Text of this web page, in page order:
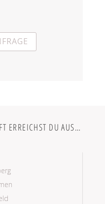
ERREICHST DU AUS…